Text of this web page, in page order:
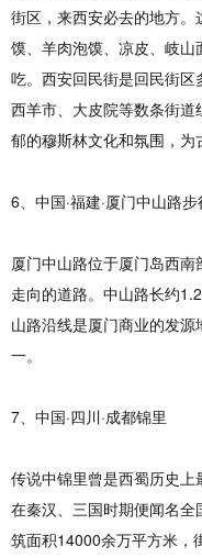
街区，来西安必去的地方
馍、羊肉泡馍、凉皮、岐
吃。西安回民街是回民街区
西羊市、大皮院等数条街
郁的穆斯林文化和氛围，为
6、中国·福建·厦门中山路
厦门中山路位于厦门岛西
走向的道路。中山路长约
山路沿线是厦门商业的发
一。
7、中国·四川·成都锦里
传说中锦里曾是西蜀历史
在秦汉、三国时期便闻名
筑面积14000余万平方米，